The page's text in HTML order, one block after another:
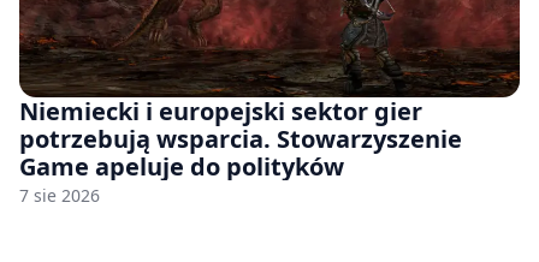
Niemiecki i europejski sektor gier
potrzebują wsparcia. Stowarzyszenie
Game apeluje do polityków
7 sie 2026